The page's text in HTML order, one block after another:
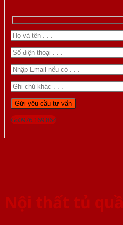
Gọi 0976.169.864
Nội thất tủ